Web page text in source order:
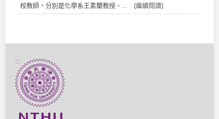
校教師，分別是化學系王素蘭教授、... (繼續閱讀)
:::